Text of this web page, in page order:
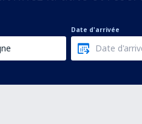
Date d'arrivée